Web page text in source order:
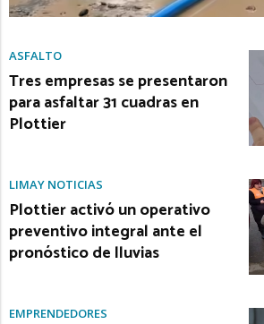
ASFALTO
Tres empresas se presentaron
para asfaltar 31 cuadras en
Plottier
LIMAY NOTICIAS
Plottier activó un operativo
preventivo integral ante el
pronóstico de lluvias
EMPRENDEDORES